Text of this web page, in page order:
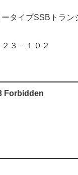
タイプSSBトラン
３－１０２
Forbidden